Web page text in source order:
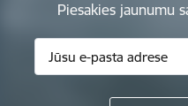
Piesakies jaunumu